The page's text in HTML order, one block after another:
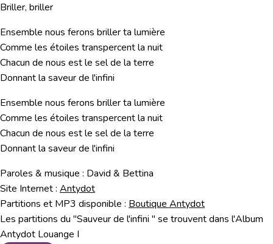
Briller, briller
Ensemble nous ferons briller ta lumière
Comme les étoiles transpercent la nuit
Chacun de nous est le sel de la terre
Donnant la saveur de l'infini
Ensemble nous ferons briller ta lumière
Comme les étoiles transpercent la nuit
Chacun de nous est le sel de la terre
Donnant la saveur de l'infini
Paroles & musique : David & Bettina
Site Internet : Antydot
Partitions et MP3 disponible : Boutique Antydot
Les partitions du "Sauveur de l'infini " se trouvent dans l'Album
Antydot Louange I